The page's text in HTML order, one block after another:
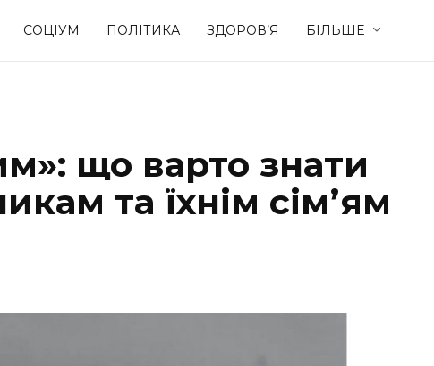
СОЦІУМ ПОЛІТИКА ЗДОРОВ’Я БІЛЬШЕ
Спорт Стиль життя
що варто знати
та їхнім сімʼям